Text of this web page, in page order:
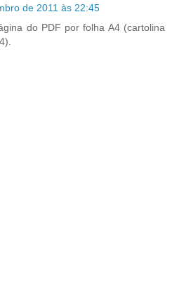
de 2011 às 22:45
do PDF por folha A4 (cartolina